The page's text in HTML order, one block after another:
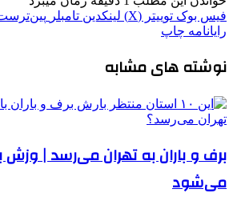
فیس بوک توییتر (X) لینکدین ‫تامبلر
رایانامه چاپ
نوشته های مشابه
برف و باران به تهران می‌رسد | وزش
می‌شود